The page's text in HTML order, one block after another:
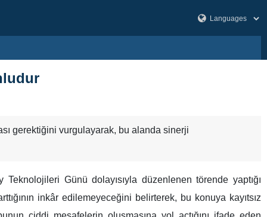
gerektiğini vurgulayarak, bu alanda sinerji
Günü dolayısıyla düzenlenen törende yaptığı
inkâr edilemeyeceğini belirterek, bu konuya kayıtsız